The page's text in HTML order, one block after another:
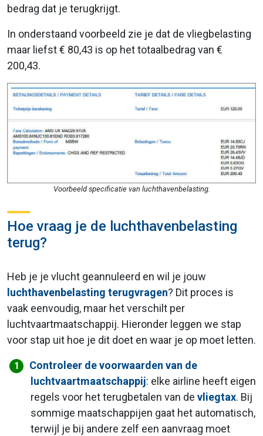
bedrag dat je terugkrijgt.
In onderstaand voorbeeld zie je dat de vliegbelasting
maar liefst € 80,43 is op het totaalbedrag van €
200,43.
Voorbeeld specificatie van luchthavenbelasting.
Hoe vraag je de luchthavenbelasting
terug?
Heb je je vlucht geannuleerd en wil je jouw
luchthavenbelasting terugvragen? Dit proces is
vaak eenvoudig, maar het verschilt per
luchtvaartmaatschappij. Hieronder leggen we stap
voor stap uit hoe je dit doet en waar je op moet letten.
Controleer de voorwaarden van de
luchtvaartmaatschappij: elke airline heeft eigen
regels voor het terugbetalen van de vliegtax. Bij
sommige maatschappijen gaat het automatisch,
terwijl je bij andere zelf een aanvraag moet